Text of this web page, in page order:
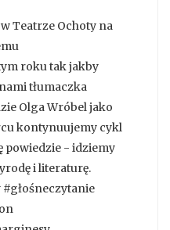
Teatrze Ochoty na
roku tak jakby
tłumaczka
Olga Wróbel jako
kontynuujemy cykl
powiedzie - idziemy
i literaturę.